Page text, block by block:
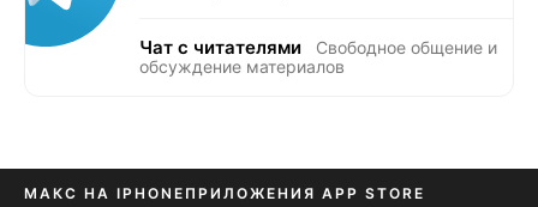
Чат с читателями
Свободное общение и
обсуждение материалов
МАКС НА IPHONE ПРИЛОЖЕНИЯ APP STORE